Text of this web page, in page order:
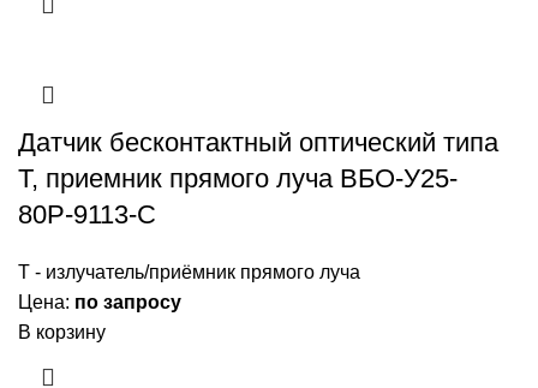
Датчик бесконтактный оптический типа
Т, приемник прямого луча ВБО-У25-
80Р-9113-С
Т - излучатель/приёмник прямого луча
Цена: по запросу
В корзину